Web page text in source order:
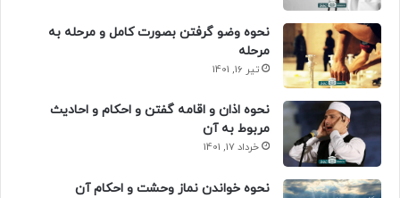
نحوه وضو گرفتن بصورت کامل و مرحله به
مرحله
تیر 16, 1401
نحوه اذان و اقامه گفتن و احکام و احادیث
مربوط به آن
خرداد 17, 1401
نحوه خواندن نماز وحشت و احکام آن